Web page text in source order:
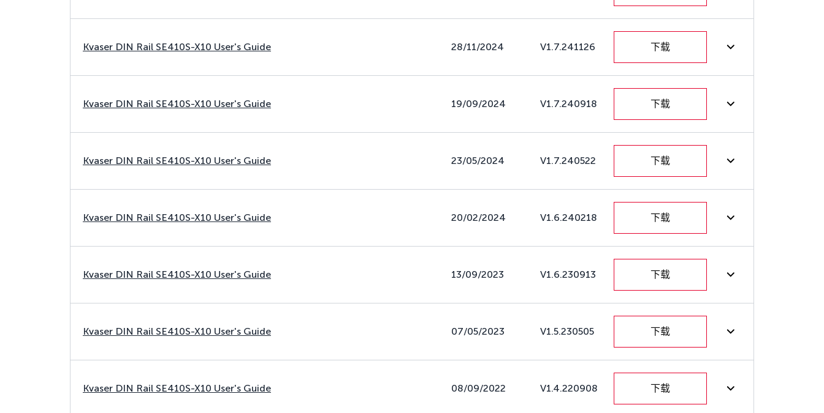
Kvaser DIN Rail SE410S-X10 User's Guide 28/11/2024 V1.7.241126 下载
Kvaser DIN Rail SE410S-X10 User's Guide 19/09/2024 V1.7.240918 下载
Kvaser DIN Rail SE410S-X10 User's Guide 23/05/2024 V1.7.240522 下载
Kvaser DIN Rail SE410S-X10 User's Guide 20/02/2024 V1.6.240218 下载
Kvaser DIN Rail SE410S-X10 User's Guide 13/09/2023 V1.6.230913 下载
Kvaser DIN Rail SE410S-X10 User's Guide 07/05/2023 V1.5.230505 下载
Kvaser DIN Rail SE410S-X10 User's Guide 08/09/2022 V1.4.220908 下载